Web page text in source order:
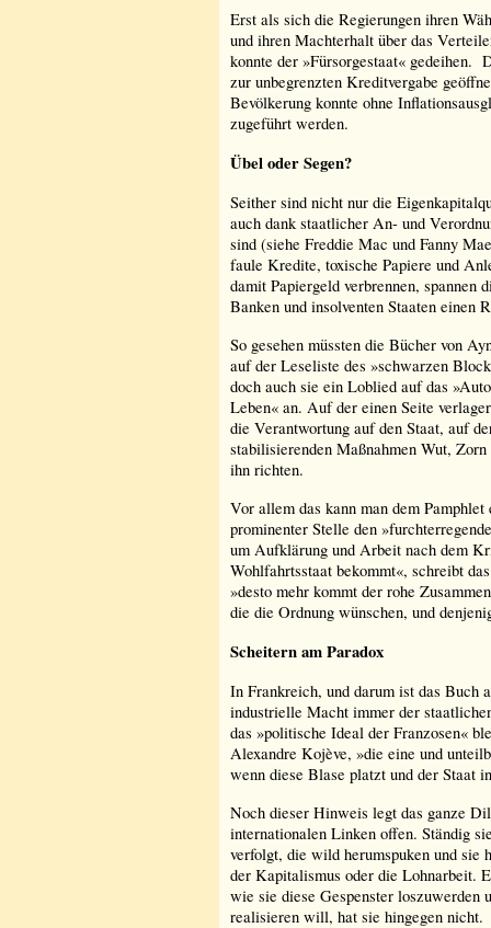
Erst als sich die Regierungen ihren
und ihren Machterhalt über das
konnte der »Fürsorgestaat« gedeihen.
zur unbegrenzten Kreditvergabe
Bevölkerung konnte ohne
zugeführt werden.
Übel oder Segen?
Seither sind nicht nur die
auch dank staatlicher An- und
sind (siehe Freddie Mac und Fanny
faule Kredite, toxische Papiere und
damit Papiergeld verbrennen, spannen
Banken und insolventen Staaten einen
So gesehen müssten die Bücher von
auf der Leseliste des »schwarzen
doch auch sie ein Loblied auf das
Leben« an. Auf der einen Seite
die Verantwortung auf den Staat, auf
stabilisierenden Maßnahmen Wut,
ihn richten.
Vor allem das kann man dem
prominenter Stelle den
um Aufklärung und Arbeit nach dem
Wohlfahrtsstaat bekommt«, schreibt
»desto mehr kommt der rohe
die die Ordnung wünschen, und
Scheitern am Paradox
In Frankreich, und darum ist das Buch
industrielle Macht immer der
das »politische Ideal der Franzosen«
Alexandre Kojève, »die eine und
wenn diese Blase platzt und der Staat
Noch dieser Hinweis legt das ganze
internationalen Linken offen. Ständig
verfolgt, die wild herumspuken und sie
der Kapitalismus oder die Lohnarbeit.
wie sie diese Gespenster loszuwerden
realisieren will, hat sie hingegen nicht.